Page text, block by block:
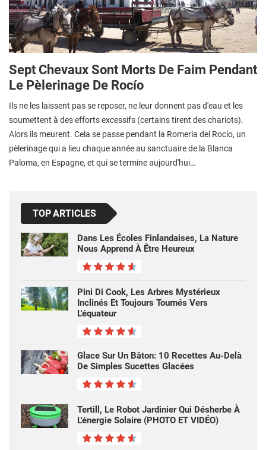
Sept Chevaux Sont Morts De Faim Pendant
Le Pèlerinage De Rocío
Ils ne les laissent pas se reposer, ne leur donnent pas d'eau et les
soumettent à des efforts excessifs (certains tirent des chariots).
Alors ils meurent. Cela se passe pendant la Romeria del Rocío, un
pèlerinage qui a lieu chaque année au sanctuaire de la Blanca
Paloma, en Espagne, et qui se termine aujourd'hui…
TOP ARTICLES
Dans Les Écoles Finlandaises, La Nature
Nous Apprend À Être Heureux
Pini Di Cook, Les Arbres Mystérieux
Inclinés Et Toujours Tournés Vers
L'équateur
Glace Sur Un Bâton: 10 Recettes Au-Delà
De Simples Sucettes Glacées
Tertill, Le Robot Jardinier Qui Désherbe À
L'énergie Solaire (PHOTO ET VIDÉO)